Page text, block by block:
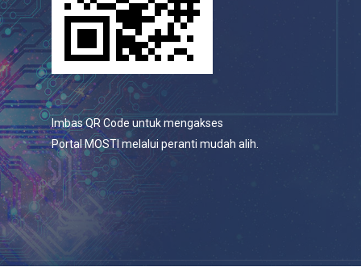
Imbas QR Code untuk mengakses
Portal MOSTI melalui peranti mudah alih.